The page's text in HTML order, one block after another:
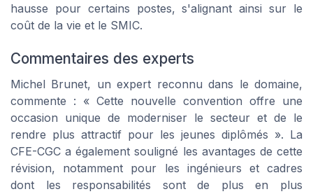
hausse pour certains postes, s'alignant ainsi sur le
coût de la vie et le SMIC.
Commentaires des experts
Michel Brunet, un expert reconnu dans le domaine,
commente : « Cette nouvelle convention offre une
occasion unique de moderniser le secteur et de le
rendre plus attractif pour les jeunes diplômés ». La
CFE-CGC a également souligné les avantages de cette
révision, notamment pour les ingénieurs et cadres
dont les responsabilités sont de plus en plus